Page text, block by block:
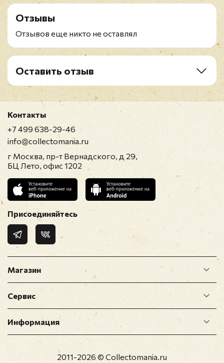
A2. Navy Bean
A3. Tell It To The Sky
A4. Kisses
A6. The One
B1. One Hit Wonder
B2. Sharks Can't Sleep
B3. Bulldog
B4. Every Breath
B5. 30 Seconds
B6. The Real
Отзывы
Отзывов еще никто не оставлял
Оставить отзыв
Имя*
E-mail *
Отзыв*
Прикрепить фото
Оставить отзыв
Перед публикацией отзывы проходят
Магазин
Сервис
Информация
Контакты
+7 499 638-29-46
info@collectomania.ru
г Москва, пр-т Вернадского, д 29,
БЦ Лето, офис 1202
Присоединяйтесь
2011-2026 © Collectomania.ru